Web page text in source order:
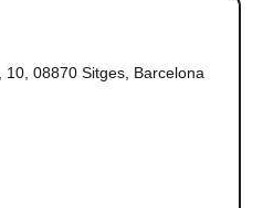
08870 Sitges, Barcelona